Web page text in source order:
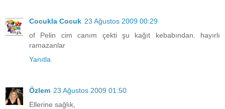
Cocukla Cocuk 23 Ağustos 2009 00:29
of Pelin cim canım çekti şu kağıt kebabından. hayırlı
ramazanlar
Yanıtla
Özlem 23 Ağustos 2009 01:50
Ellerine sağlık,